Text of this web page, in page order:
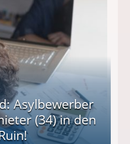
Asylbewerber
(34) in den